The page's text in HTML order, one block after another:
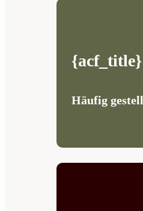
{acf_title}
Häufig